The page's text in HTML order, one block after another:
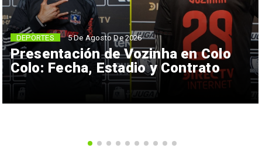
Presentación de Vozinha en Colo
Colo: Fecha, Estadio y Contrato
DEPORTES 5 De Agosto De 2026